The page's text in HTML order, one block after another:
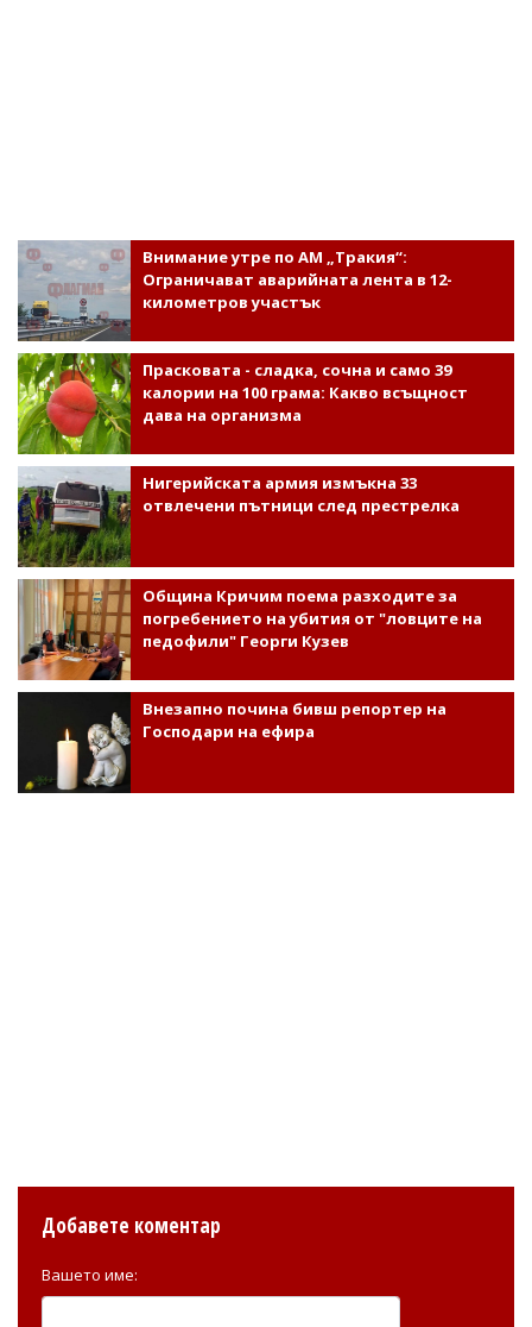
Внимание утре по АМ „Тракия“:
Ограничават аварийната лента в 12-
километров участък
Прасковата - сладка, сочна и само 39
калории на 100 грама: Какво всъщност
дава на организма
Нигерийската армия измъкна 33
отвлечени пътници след престрелка
Община Кричим поема разходите за
погребението на убития от "ловците на
педофили" Георги Кузев
Внезапно почина бивш репортер на
Господари на ефира
Добавете коментар
Вашето име: